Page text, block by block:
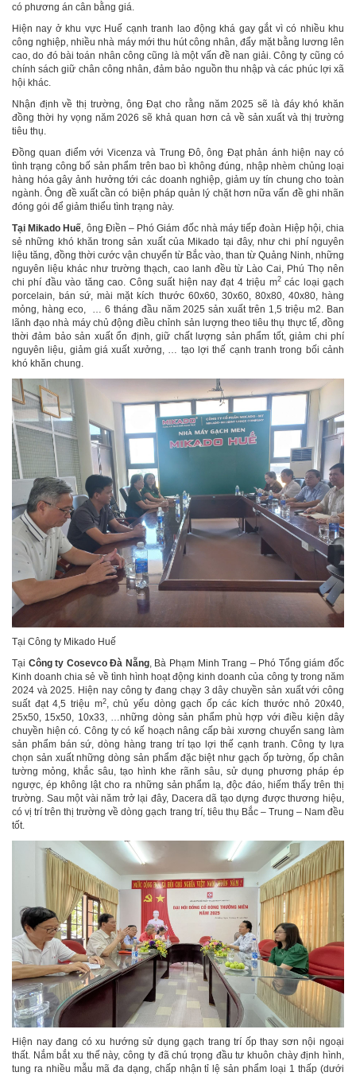
có phương án cân bằng giá.
Hiện nay ở khu vực Huế cạnh tranh lao động khá gay gắt vì có nhiều khu
công nghiệp, nhiều nhà máy mới thu hút công nhân, đẩy mặt bằng lương lên
cao, do đó bài toán nhân công cũng là một vấn đề nan giải. Công ty cũng có
chính sách giữ chân công nhân, đảm bảo nguồn thu nhập và các phúc lợi xã
hội khác.
Nhận định về thị trường, ông Đạt cho rằng năm 2025 sẽ là đáy khó khăn
đồng thời hy vọng năm 2026 sẽ khả quan hơn cả về sản xuất và thị trường
tiêu thụ.
Đồng quan điểm với Vicenza và Trung Đô, ông Đạt phản ánh hiện nay có
tình trạng công bố sản phẩm trên bao bì không đúng, nhập nhèm chủng loại
hàng hóa gây ảnh hưởng tới các doanh nghiệp, giảm uy tín chung cho toàn
ngành. Ông đề xuất cần có biện pháp quản lý chặt hơn nữa vấn đề ghi nhãn
đóng gói để giảm thiểu tình trạng này.
Tại Mikado Huế , ông Điền – Phó Giám đốc nhà máy tiếp đoàn Hiệp hội, chia
sẻ những khó khăn trong sản xuất của Mikado tại đây, như chi phí nguyên
liệu tăng, đồng thời cước vận chuyển từ Bắc vào, than từ Quảng Ninh, những
nguyên liệu khác như trường thạch, cao lanh đều từ Lào Cai, Phú Thọ nên
chi phí đầu vào tăng cao. Công suất hiện nay đạt 4 triệu m2 các loại gạch
porcelain, bán sứ, mài mặt kích thước 60x60, 30x60, 80x80, 40x80, hàng
mỏng, hàng eco, … 6 tháng đầu năm 2025 sản xuất trên 1,5 triệu m2. Ban
lãnh đạo nhà máy chủ động điều chỉnh sản lượng theo tiêu thụ thực tế, đồng
thời đảm bảo sản xuất ổn định, giữ chất lượng sản phẩm tốt, giảm chi phí
nguyên liệu, giảm giá xuất xưởng, … tạo lợi thế cạnh tranh trong bối cảnh
khó khăn chung.
Tại Công ty Mikado Huế
Tại Công ty Cosevco Đà Nẵng, Bà Phạm Minh Trang – Phó Tổng giám đốc
Kinh doanh chia sẻ về tình hình hoạt động kinh doanh của công ty trong năm
2024 và 2025. Hiện nay công ty đang chạy 3 dây chuyền sản xuất với công
suất đạt 4,5 triệu m2, chủ yếu dòng gạch ốp các kích thước nhỏ 20x40,
25x50, 15x50, 10x33, …những dòng sản phẩm phù hợp với điều kiện dây
chuyền hiện có. Công ty có kế hoạch nâng cấp bài xương chuyển sang làm
sản phẩm bán sứ, dòng hàng trang trí tạo lợi thế cạnh tranh. Công ty lựa
chọn sản xuất những dòng sản phẩm đặc biệt như gạch ốp tường, ốp chân
tường mỏng, khắc sâu, tạo hình khe rãnh sâu, sử dụng phương pháp ép
ngược, ép không lật cho ra những sản phẩm lạ, độc đáo, hiếm thấy trên thị
trường. Sau một vài năm trở lại đây, Dacera dã tạo dựng được thương hiệu,
có vị trí trên thị trường về dòng gạch trang trí, tiêu thụ Bắc – Trung – Nam đều
tốt.
Hiện nay đang có xu hướng sử dụng gạch trang trí ốp thay sơn nội ngoại
thất. Nắm bắt xu thế này, công ty đã chú trọng đầu tư khuôn chày định hình,
tung ra nhiều mẫu mã đa dạng, chấp nhận tỉ lệ sản phẩm loại 1 thấp (dưới